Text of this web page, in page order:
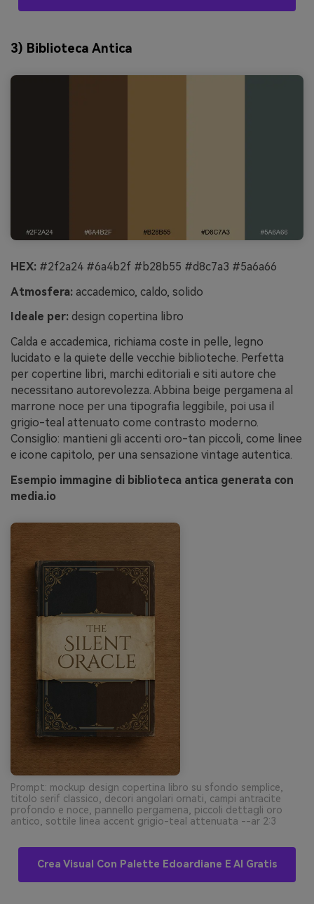
3) Biblioteca Antica
HEX: #2f2a24 #6a4b2f #b28b55 #d8c7a3 #5a6a66
Atmosfera: accademico, caldo, solido
Ideale per: design copertina libro
Calda e accademica, richiama coste in pelle, legno
lucidato e la quiete delle vecchie biblioteche. Perfetta
per copertine libri, marchi editoriali e siti autore che
necessitano autorevolezza. Abbina beige pergamena al
marrone noce per una tipografia leggibile, poi usa il
grigio-teal attenuato come contrasto moderno.
Consiglio: mantieni gli accenti oro-tan piccoli, come linee
e icone capitolo, per una sensazione vintage autentica.
Esempio immagine di biblioteca antica generata con
media.io
Prompt: mockup design copertina libro su sfondo semplice,
titolo serif classico, decori angolari ornati, campi antracite
profondo e noce, pannello pergamena, piccoli dettagli oro
antico, sottile linea accent grigio-teal attenuata --ar 2:3
Crea Visual Con Palette Edoardiane E AI Gratis